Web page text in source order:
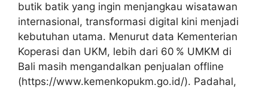
butik batik yang ingin menjangkau wisatawan
internasional, transformasi digital kini menjadi
kebutuhan utama. Menurut data Kementerian
Koperasi dan UKM, lebih dari 60 % UMKM di
Bali masih mengandalkan penjualan offline
(https://www.kemenkopukm.go.id/). Padahal,